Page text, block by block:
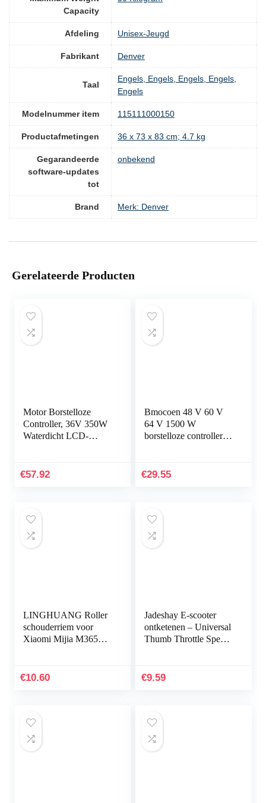
Capacity
Afdeling ‎Unisex-Jeugd
Fabrikant ‎Denver
Taal
‎Engels, Engels, Engels, Engels,
Engels
Modelnummer item ‎115111000150
Productafmetingen ‎36 x 73 x 83 cm; 4.7 kg
Gegarandeerde
software-updates
tot
‎onbekend
Brand Merk: Denver
Gerelateerde Producten
Motor Borstelloze
Controller, 36V 350W
Waterdicht LCD-
Borstelloze Controller
€57.92
Bmocoen 48 V 60 V
64 V 1500 W
borstelloze controller/e-
elektrische fietsen
€29.55
LINGHUANG Roller
schouderriem voor
Xiaomi Mijia M365
schouderriem,
€10.60
Jadeshay E-scooter
ontketenen – Universal
Thumb Throttle Speed ​​​
elektrische step
€9.59